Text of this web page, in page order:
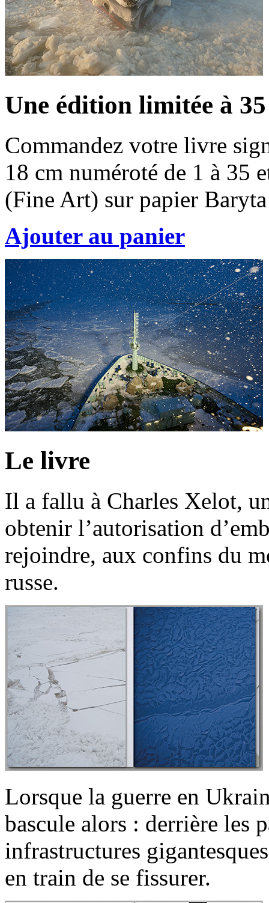
Une édition limitée à
Commandez votre livre
18 cm numéroté de 1 à 35
(Fine Art) sur papier
Ajouter au panier
Le livre
Il a fallu à Charles Xelot,
obtenir l’autorisation
rejoindre, aux confins du
russe.
Lorsque la guerre en
bascule alors : derrière les
infrastructures
en train de se fissurer.